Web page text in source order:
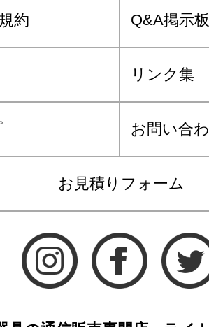
約 Q&A掲示板
リンク集
お問い合
お見積りフォーム